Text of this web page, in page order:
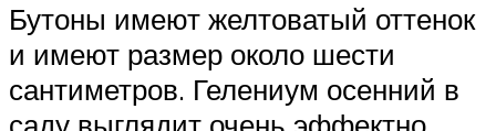
Бутоны имеют желтоватый оттенок
и имеют размер около шести
сантиметров. Гелениум осенний в